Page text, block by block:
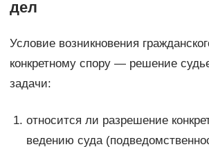
дел
Условие возникновения
конкретному спору — решение
за­дачи:
относится ли разрешение
ведению суда